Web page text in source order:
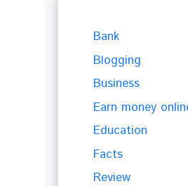
Bank
Blogging
Business
Earn money
Education
Facts
Review